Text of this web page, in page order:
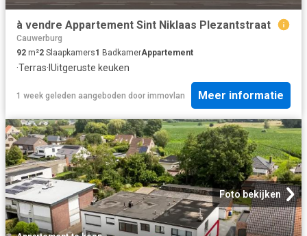
à vendre Appartement Sint Niklaas Plezantstraat
Cauwerburg
92 m²2 Slaapkamers1 BadkamerAppartement
·Terras· IUitgeruste keuken
1 week geleden aangeboden door immovlan Meer informatie
Foto bekijken